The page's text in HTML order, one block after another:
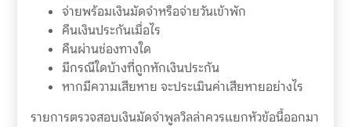
จ่ายพร้อมเงินมัดจำหรือจ่ายวันเข้าพัก
คืนเงินประกันเมื่อไร
คืนผ่านช่องทางใด
มีกรณีใดบ้างที่ถูกหักเงินประกัน
หากมีความเสียหาย จะประเมินค่าเสียหายอย่างไร
รายการตรวจสอบเงินมัดจำพูลวิลล่าควรแยกหัวข้อนี้ออกมา